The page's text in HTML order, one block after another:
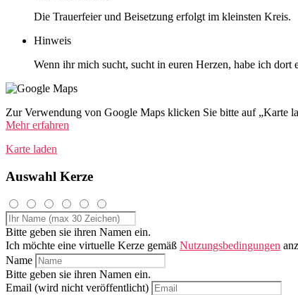
Die Trauerfeier und Beisetzung erfolgt im kleinsten Kreis.
Hinweis
Wenn ihr mich sucht, sucht in euren Herzen, habe ich
Zur Verwendung von Google Maps klicken Sie bitte auf „Karte
Mehr erfahren
Karte laden
Auswahl Kerze
Bitte geben sie ihren Namen ein.
Ich möchte eine virtuelle Kerze gemäß Nutzungsbedingungen
Name
Bitte geben sie ihren Namen ein.
Email (wird nicht veröffentlicht)